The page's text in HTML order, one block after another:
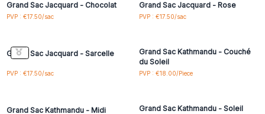
Grand Sac Jacquard - Chocolat
PVP : €17.50/sac
Grand Sac Jacquard - Rose
PVP : €17.50/sac
Connectez-vous ou
Grand Sac Jacquard - Sarcelle
PVP : €17.50/sac
Connectez-vous ou
Grand Sac Kathmandu - Couché
du Soleil
PVP : €18.00/Piece
Connectez-vous ou
Grand Sac Kathmandu - Midi
Connectez-vous ou
Grand Sac Kathmandu - Soleil